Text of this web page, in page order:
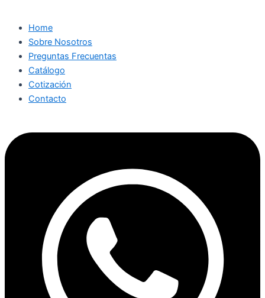
Home
Sobre Nosotros
Preguntas Frecuentas
Catálogo
Cotización
Contacto